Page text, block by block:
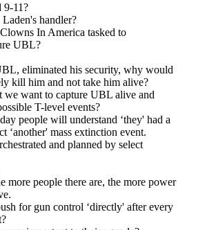
9-11?
handler?
In America tasked to
UBL?
eliminated his security, why would
kill him and not take him alive?
want to capture UBL alive and
T-level events?
people will understand ‘they' had a
‘another' mass extinction event.
and planned by select
more people there are, the more power
for gun control ‘directly' after every